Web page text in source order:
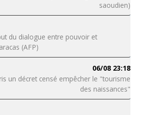
saoudien)
du dialogue entre pouvoir et
(AFP)
06/08 23:18
un décret censé empêcher le "tourisme
des naissances"